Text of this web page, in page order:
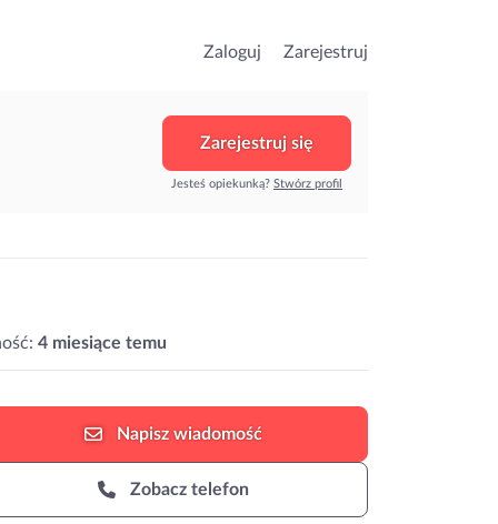
Zaloguj Zarejestruj
Zarejestruj się
Jesteś opiekunką? Stwórz profil
4 miesiące temu
Napisz wiadomość
Zobacz telefon